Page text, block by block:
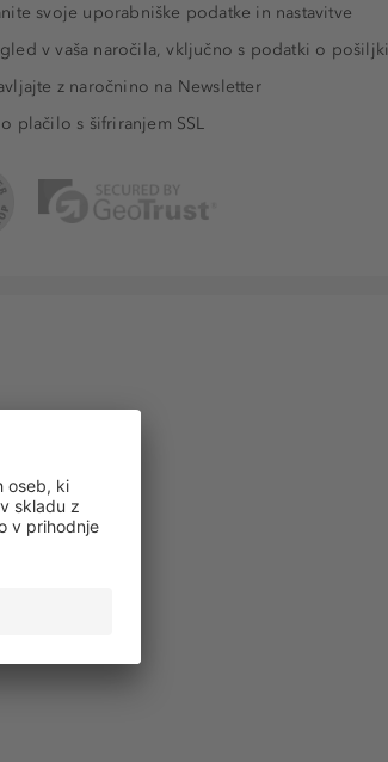
svoje uporabniške podatke in nastavitve
v vaša naročila, vključno s podatki o pošiljki
z naročnino na Newsletter
plačilo s šifriranjem SSL